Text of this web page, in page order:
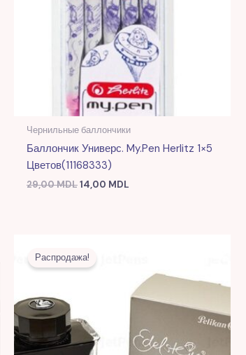
Чернильные баллончики
Баллончик Универс. My.Pen Herlitz 1×5
Цветов(11168333)
29,00MDL14,00 MDL
Распродажа!
цена
составляла